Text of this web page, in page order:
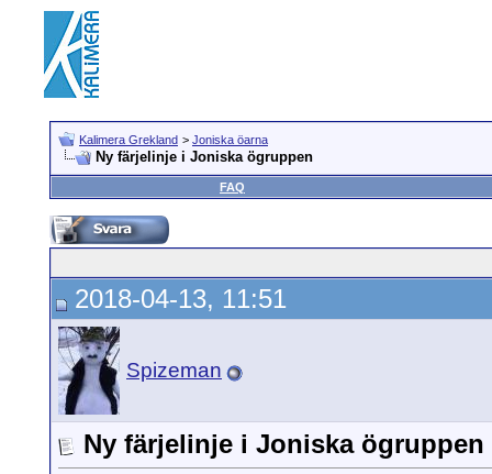
Kalimera Grekland > Joniska öarna
Ny färjelinje i Joniska ögruppen
FAQ
2018-04-13, 11:51
Spizeman
Ny färjelinje i Joniska ögruppen